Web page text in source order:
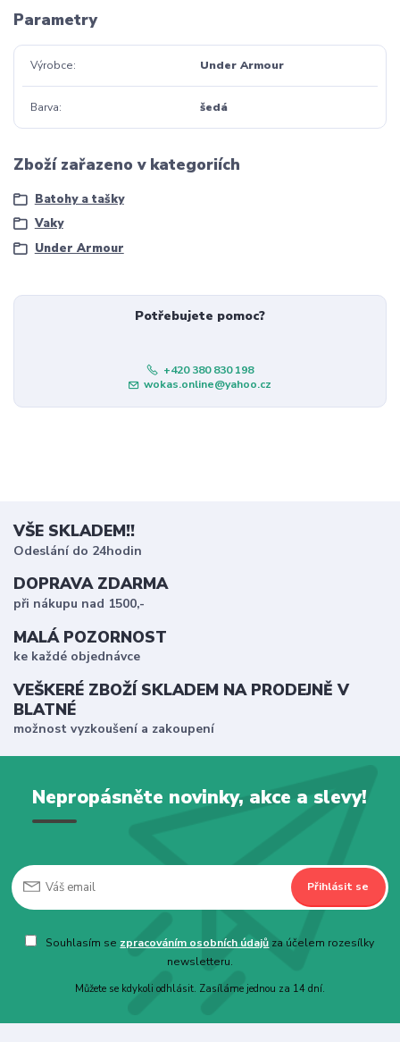
Parametry
Výrobce Under Armour
Barva šedá
Zboží zařazeno v kategoriích
Batohy a tašky
Vaky
Under Armour
Potřebujete pomoc?
+420 380 830 198
wokas.online@yahoo.cz
VŠE SKLADEM!!
Odeslání do 24hodin
DOPRAVA ZDARMA
při nákupu nad 1500,-
MALÁ POZORNOST
ke každé objednávce
VEŠKERÉ ZBOŽÍ SKLADEM NA PRODEJNĚ V
BLATNÉ
možnost vyzkoušení a zakoupení
Nepropásněte novinky, akce a slevy!
Přihlásit se
Souhlasím se zpracováním osobních údajů za účelem rozesílky
newsletteru.
Můžete se kdykoli odhlásit. Zasíláme jednou za 14 dní.